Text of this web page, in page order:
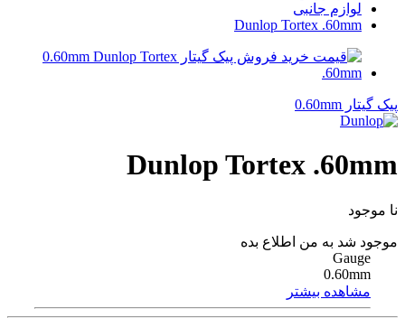
لوازم جانبی
Dunlop Tortex .60mm
پیک گیتار 0.60mm
Dunlop Tortex .60mm
نا موجود
موجود شد به من اطلاع بده
Gauge
0.60mm
مشاهده بیشتر